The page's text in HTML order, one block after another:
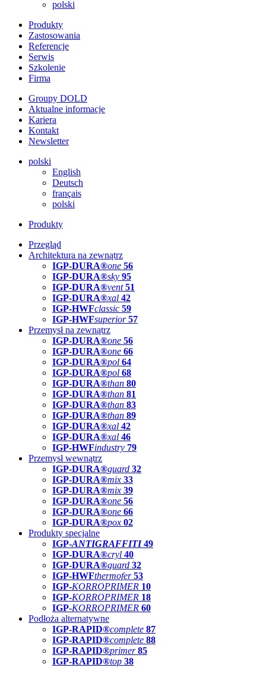
polski
Produkty
Zastosowania
Referencje
Serwis
Szkolenie
Firma
Groupy DOLD
Aktualne informacje
Kariera
Kontakt
Newsletter
polski
English
Deutsch
français
polski
Produkty
Przegląd
Architektura na zewnątrz
IGP-DURA®one 56
IGP-DURA®sky 95
IGP-DURA®vent 51
IGP-DURA®xal 42
IGP-HWFclassic 59
IGP-HWFsuperior 57
Przemysł na zewnątrz
IGP-DURA®one 56
IGP-DURA®one 66
IGP-DURA®pol 64
IGP-DURA®pol 68
IGP-DURA®than 80
IGP-DURA®than 81
IGP-DURA®than 83
IGP-DURA®than 89
IGP-DURA®xal 42
IGP-DURA®xal 46
IGP-HWFindustry 79
Przemysł wewnątrz
IGP-DURA®guard 32
IGP-DURA®mix 33
IGP-DURA®mix 39
IGP-DURA®one 56
IGP-DURA®one 66
IGP-DURA®pox 02
Produkty specjalne
IGP-ANTIGRAFFITI49
IGP-DURA®cryl 40
IGP-DURA®guard 32
IGP-HWFthermofer 53
IGP-KORROPRIMER 10
IGP-KORROPRIMER 18
IGP-KORROPRIMER 60
Podłoża alternatywne
IGP-RAPID®complete 87
IGP-RAPID®complete 88
IGP-RAPID®primer 85
IGP-RAPID®top 38